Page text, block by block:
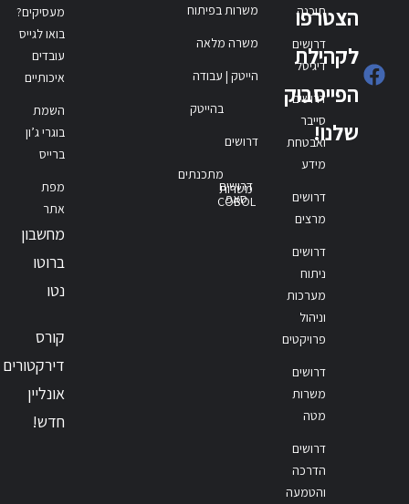
הצטרפו
לקהילת
הפייסבוק
שלנו!
תוכנה
דרושים
דיגיטל
דרושים
סייבר
ואבטחת
מידע
דרושים
מרצים
דרושים
ניתוח
מערכות
וניהול
פרויקטים
דרושים
משרות
מטה
דרושים
הדרכה
והטמעה
משרות בפיתוח
משרה מלאה
הייטק | עבודה
בהייטק
דרושים
מתכנתים
דרושים
סאפ
משרות
COBOL
מעסיקים?
בואו לגייס
עובדים
איכותיים
השמת
בוגרי ג’ון
ברייס
מפת
אתר
מחשבון
ברוטו
נטו
קורס
דירקטורים
אונליין
חדש!